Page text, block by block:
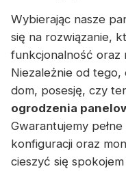
Wybierając nasze
się na rozwiązanie,
funkcjonalność oraz
Niezależnie od
dom, posesję, czy
ogrodzenia
Gwarantujemy
konfiguracji oraz
cieszyć się